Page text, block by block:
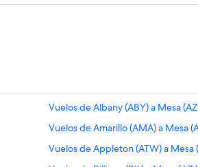
Vuelos de Albany (ABY) a Mesa
Vuelos de Amarillo (AMA) a Mesa
Vuelos de Appleton (ATW) a Mesa